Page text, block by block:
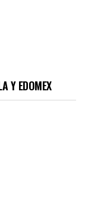
Y EDOMEX